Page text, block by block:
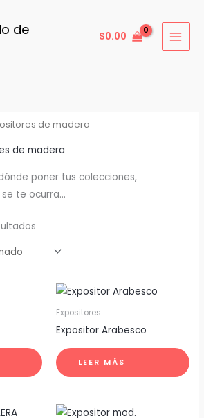
de
$0.00
de madera
de madera
poner tus colecciones,
te ocurra…
Expositores
Expositor Arabesco
LEER MÁS